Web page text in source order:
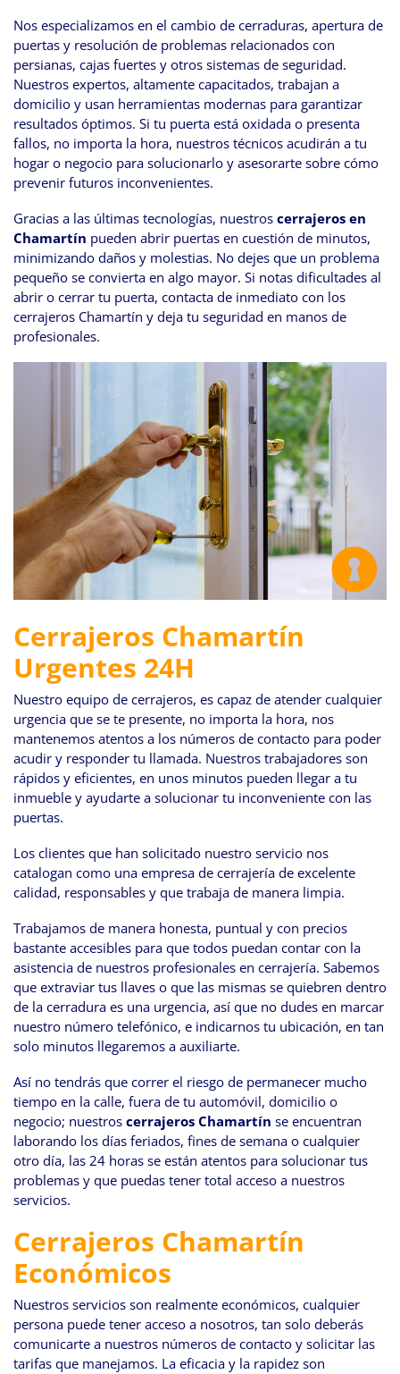
Nos especializamos en el cambio de cerraduras, apertura de
puertas y resolución de problemas relacionados con
persianas, cajas fuertes y otros sistemas de seguridad.
Nuestros expertos, altamente capacitados, trabajan a
domicilio y usan herramientas modernas para garantizar
resultados óptimos. Si tu puerta está oxidada o presenta
fallos, no importa la hora, nuestros técnicos acudirán a tu
hogar o negocio para solucionarlo y asesorarte sobre cómo
prevenir futuros inconvenientes.
Gracias a las últimas tecnologías, nuestros cerrajeros en
Chamartín pueden abrir puertas en cuestión de minutos,
minimizando daños y molestias. No dejes que un problema
pequeño se convierta en algo mayor. Si notas dificultades al
abrir o cerrar tu puerta, contacta de inmediato con los
cerrajeros Chamartín y deja tu seguridad en manos de
profesionales.
Cerrajeros Chamartín
Urgentes 24H
Nuestro equipo de cerrajeros, es capaz de atender cualquier
urgencia que se te presente, no importa la hora, nos
mantenemos atentos a los números de contacto para poder
acudir y responder tu llamada. Nuestros trabajadores son
rápidos y eficientes, en unos minutos pueden llegar a tu
inmueble y ayudarte a solucionar tu inconveniente con las
puertas.
Los clientes que han solicitado nuestro servicio nos
catalogan como una empresa de cerrajería de excelente
calidad, responsables y que trabaja de manera limpia.
Trabajamos de manera honesta, puntual y con precios
bastante accesibles para que todos puedan contar con la
asistencia de nuestros profesionales en cerrajería. Sabemos
que extraviar tus llaves o que las mismas se quiebren dentro
de la cerradura es una urgencia, así que no dudes en marcar
nuestro número telefónico, e indicarnos tu ubicación, en tan
solo minutos llegaremos a auxiliarte.
Así no tendrás que correr el riesgo de permanecer mucho
tiempo en la calle, fuera de tu automóvil, domicilio o
negocio; nuestros cerrajeros Chamartín se encuentran
laborando los días feriados, fines de semana o cualquier
otro día, las 24 horas se están atentos para solucionar tus
problemas y que puedas tener total acceso a nuestros
servicios.
Cerrajeros Chamartín
Económicos
Nuestros servicios son realmente económicos, cualquier
persona puede tener acceso a nosotros, tan solo deberás
comunicarte a nuestros números de contacto y solicitar las
tarifas que manejamos. La eficacia y la rapidez son